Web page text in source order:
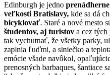
Edinburgh je jedno
veľkosti Bratislavy, kde sa dá
bicyklovať. Staré a nové mesto
študentov, aj turistov a cez
tak vychutnať, že všetky parky,
zaplnia ľuďmi, a slniečko a
emócie všade navôkol,
prenosných barbaques, šantiace